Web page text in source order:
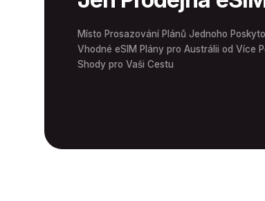
Místo Prosazování Plánů Jednoho
Vhodné eSIM Plány pro Austrálii od Více
Shody pro Vaši Cestu